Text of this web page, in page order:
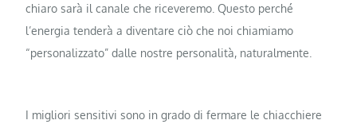
chiaro sarà il canale che riceveremo. Questo perché
l’energia tenderà a diventare ciò che noi chiamiamo
“personalizzato” dalle nostre personalità, naturalmente.
I migliori sensitivi sono in grado di fermare le chiacchiere